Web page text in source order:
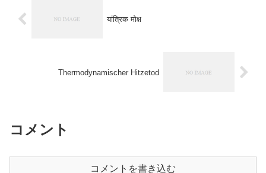
यांत्रिक मोक्ष
Thermodynamischer Hitzetod
コメント
コメントを書き込む